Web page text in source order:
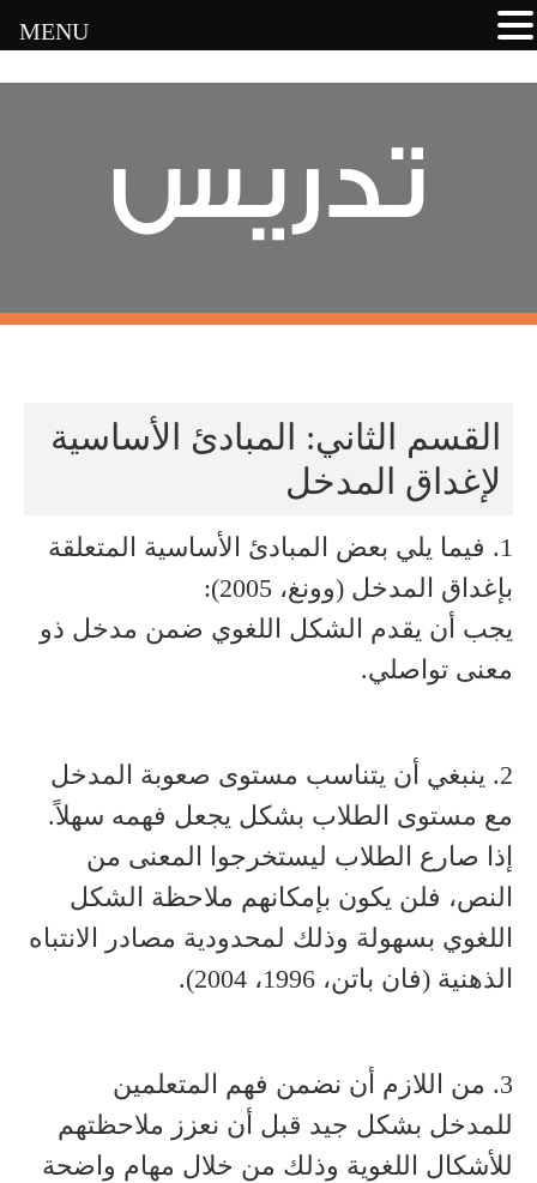
تدريس
القسم الثاني: المبادئ الأساسية
لإغداق المدخل
1. فيما يلي بعض المبادئ الأساسية المتعلقة
بإغداق المدخل (وونغ، 2005):
يجب أن يقدم الشكل اللغوي ضمن مدخل ذو
معنى تواصلي.
2. ينبغي أن يتناسب مستوى صعوبة المدخل
مع مستوى الطلاب بشكل يجعل فهمه سهلاً.
إذا صارع الطلاب ليستخرجوا المعنى من
النص، فلن يكون بإمكانهم ملاحظة الشكل
اللغوي بسهولة وذلك لمحدودية مصادر الانتباه
الذهنية (فان باتن، 1996، 2004).
3. من اللازم أن نضمن فهم المتعلمين
للمدخل بشكل جيد قبل أن نعزز ملاحظتهم
للأشكال اللغوية وذلك من خلال مهام واضحة
MENU